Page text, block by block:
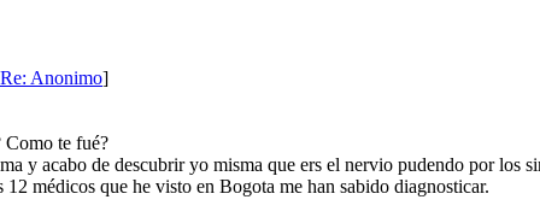
Re: Anonimo]
Como te fué?
y acabo de descubrir yo misma que ers el nervio pudendo por los
12 médicos que he visto en Bogota me han sabido diagnosticar.